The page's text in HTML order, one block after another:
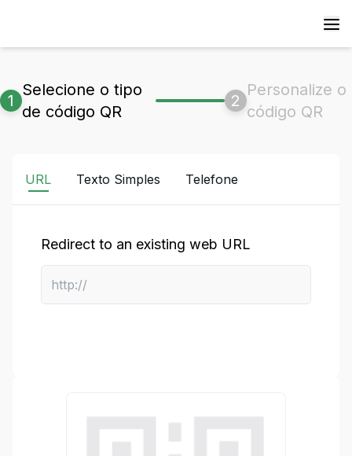
1
Selecione o tipo
de código QR
2
Personalize o
código QR
URL Texto Simples Telefone
Redirect to an existing web URL